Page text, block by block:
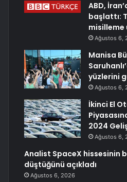
ABD,
başlattı:
misilleme
Ağustos 6,
Manisa
yüzlerini
Ağustos 6,
İkinci El
2024
Ağustos 6,
Analist SpaceX hissesinin
düştüğünü açıkladı
Ağustos 6, 2026